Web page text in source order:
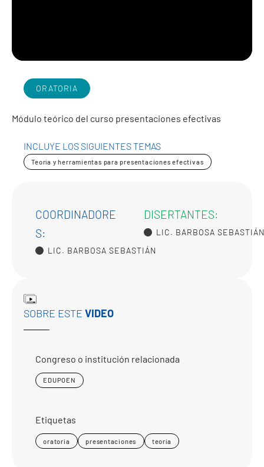
ORATORIA
Módulo teórico del curso presentaciones efectivas
INCLUYE LOS SIGUIENTES TEMAS
Teoría y herramientas para presentaciones efectivas
COORDINADORE
S:
LIC. BARBOSA SEBASTIÁN
DISERTANTES:
LIC. BARBOSA
SOBRE ESTE VIDEO
Congreso o institución relacionada
EDUPOEN
Etiquetas
oratoria presentaciones teoría